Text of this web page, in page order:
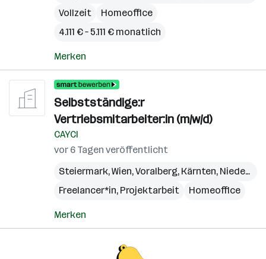
Vollzeit
Homeoffice
4.111 € – 5.111 € monatlich
Merken
Selbstständige:r
Vertriebsmitarbeiter:in (m/w/d)
CAYCI
vor 6 Tagen veröffentlicht
Steiermark,Wien,Voralberg, Kärnten, Niederösterreich
Freelancer*in, Projektarbeit
Homeoffice
Merken